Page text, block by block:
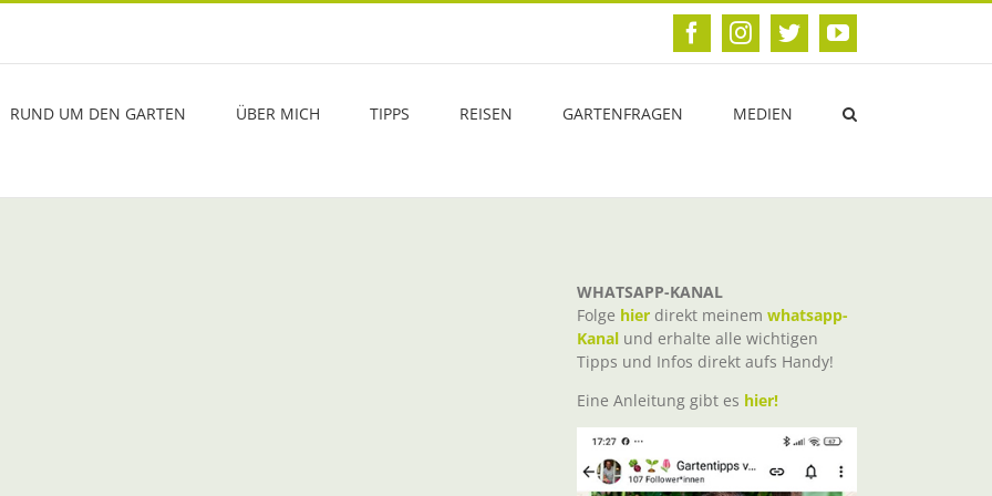
FacebookInstagram
TwitterYouTube
RUND UM DEN GARTEN ÜBER MICH TIPPS REISEN GARTENFRAGEN MEDIEN
WHATSAPP-KANAL
Folge hier direkt meinem whatsapp-
Kanal und erhalte alle wichtigen
Tipps und Infos direkt aufs Handy!
Eine Anleitung gibt es hier!